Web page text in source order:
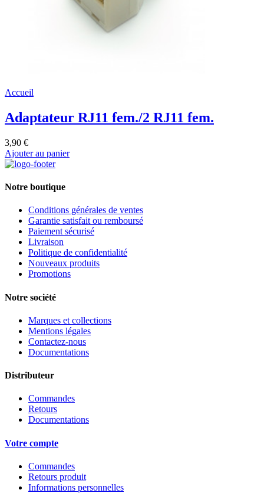
Accueil
Adaptateur RJ11 fem./2 RJ11 fem.
3,90 €
Ajouter au panier
Notre boutique
Conditions générales de ventes
Garantie satisfait ou remboursé
Paiement sécurisé
Livraison
Politique de confidentialité
Nouveaux produits
Promotions
Notre société
Marques et collections
Mentions légales
Contactez-nous
Documentations
Distributeur
Commandes
Retours
Documentations
Votre compte
Commandes
Retours produit
Informations personnelles